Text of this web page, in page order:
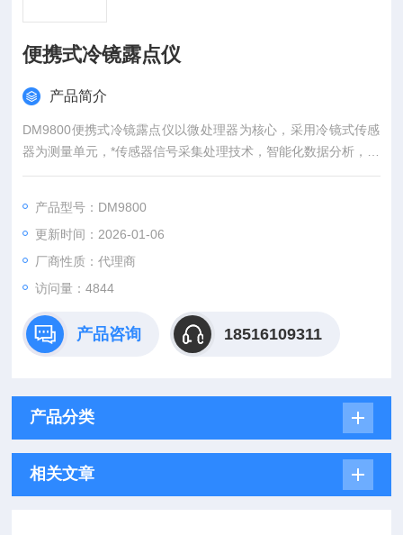
便携式冷镜露点仪
产品简介
DM9800便携式冷镜露点仪以微处理器为核心，采用冷镜式传感
器为测量单元，*传感器信号采集处理技术，智能化数据分析，运
算方式。具有灵敏度高、响应速度快、精度高、抗交叉干扰、信
确的露点测量分析解决方案。
产品型号：DM9800
更新时间：2026-01-06
厂商性质：代理商
访问量：4844
产品咨询 18516109311
产品分类
相关文章